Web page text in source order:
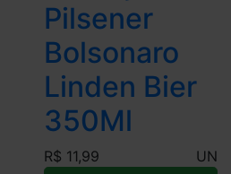
Pilsener
Bolsonaro
Linden Bier
350Ml
R$ 11,99 UN